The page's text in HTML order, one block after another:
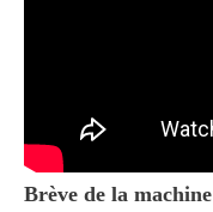
Brève de la machine